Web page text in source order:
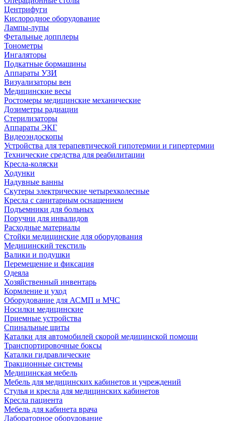
Центрифуги
Кислородное оборудование
Лампы-лупы
Фетальные допплеры
Тонометры
Ингаляторы
Подкатные бормашины
Аппараты УЗИ
Визуализаторы вен
Медицинские весы
Ростомеры медицинские механические
Дозиметры радиации
Стерилизаторы
Аппараты ЭКГ
Видеоэндоскопы
Устройства для терапевтической гипотермии и гипертермии
Технические средства для реабилитации
Кресла-коляски
Ходунки
Надувные ванны
Скутеры электрические четырехколесные
Кресла с санитарным оснащением
Подъемники для больных
Поручни для инвалидов
Расходные материалы
Стойки медицинские для оборудования
Медицинский текстиль
Валики и подушки
Перемещение и фиксация
Одеяла
Хозяйственный инвентарь
Кормление и уход
Оборудование для АСМП и МЧС
Носилки медицинские
Приемные устройства
Спинальные щиты
Каталки для автомобилей скорой медицинской помощи
Транспортировочные боксы
Каталки гидравлические
Тракционные системы
Медицинская мебель
Мебель для медицинских кабинетов и учреждений
Стулья и кресла для медицинских кабинетов
Кресла пациента
Мебель для кабинета врача
Лабораторное оборудование